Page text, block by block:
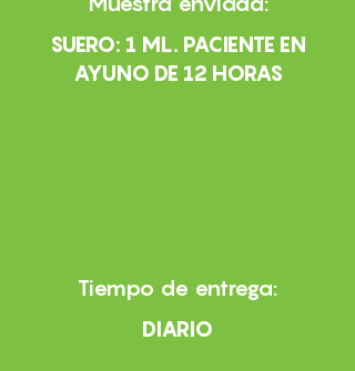
SUERO: 1 ML. PACIENTE EN
AYUNO DE 12 HORAS
Tiempo de entrega:
DIARIO